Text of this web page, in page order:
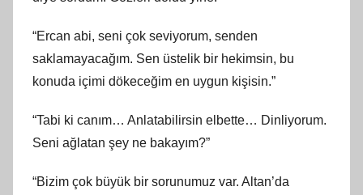
“Ercan abi, seni çok seviyorum, senden
saklamayacağım. Sen üstelik bir hekimsin, bu
konuda içimi dökeceğim en uygun kişisin.”
“Tabi ki canım… Anlatabilirsin elbette… Dinliyorum.
Seni ağlatan şey ne bakayım?”
“Bizim çok büyük bir sorunumuz var. Altan’da